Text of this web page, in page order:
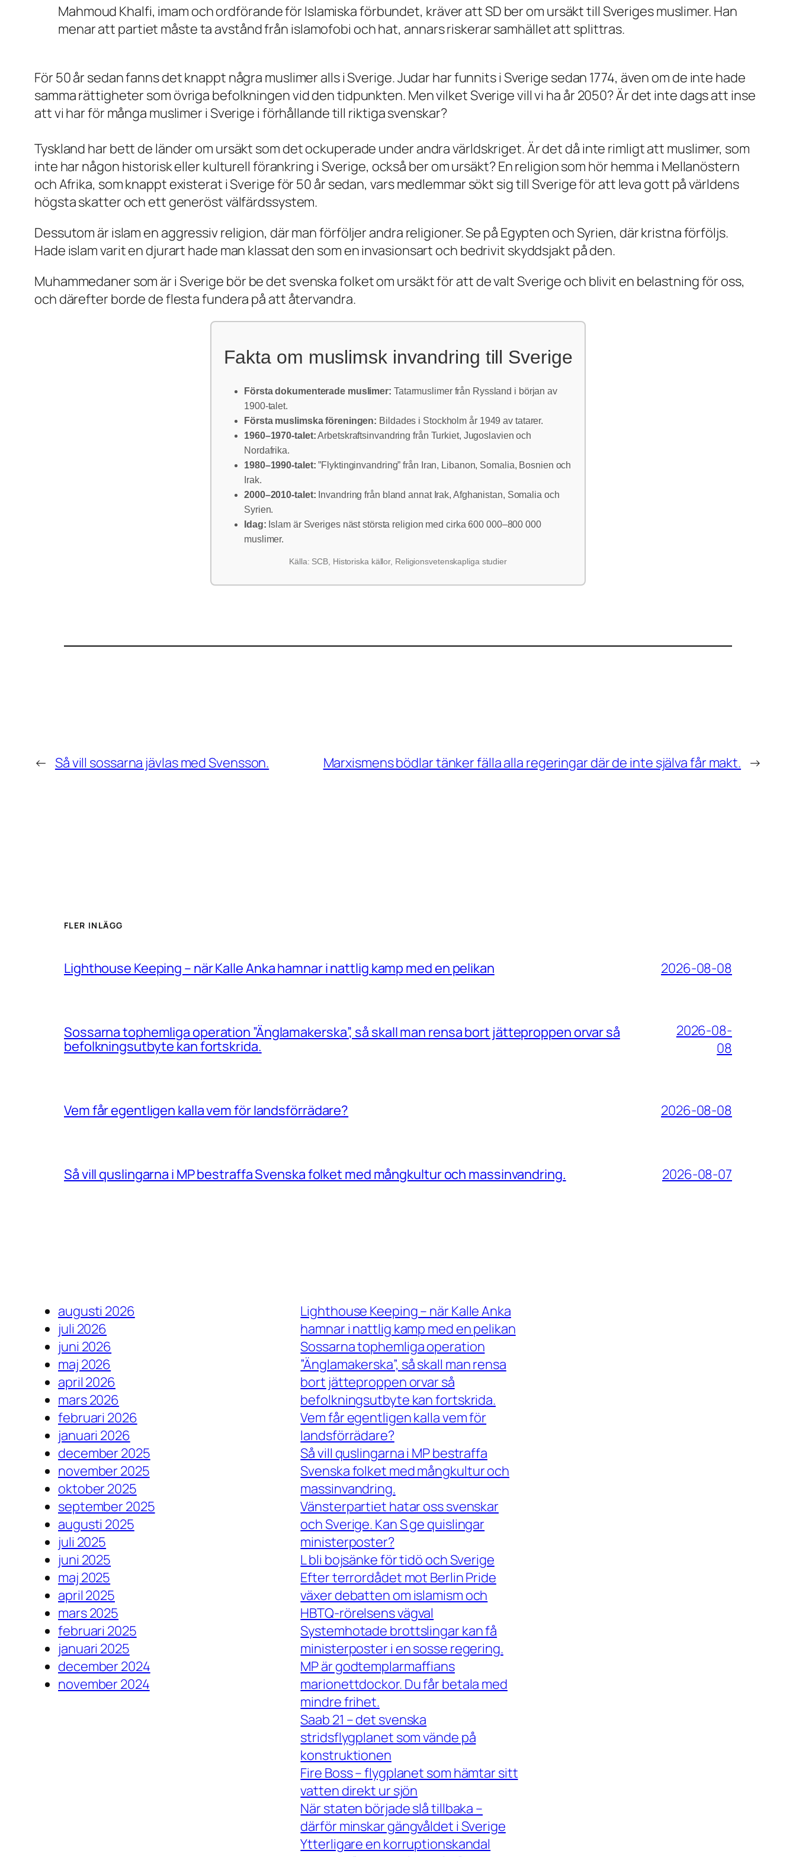
Mahmoud Khalfi, imam och ordförande för Islamiska förbundet, kräver att SD ber om ursäkt till Sveriges muslimer. Han
menar att partiet måste ta avstånd från islamofobi och hat, annars riskerar samhället att splittras.
För 50 år sedan fanns det knappt några muslimer alls i Sverige. Judar har funnits i Sverige sedan 1774, även om de inte hade
samma rättigheter som övriga befolkningen vid den tidpunkten. Men vilket Sverige vill vi ha år 2050? Är det inte dags att inse
att vi har för många muslimer i Sverige i förhållande till riktiga svenskar?
Tyskland har bett de länder om ursäkt som det ockuperade under andra världskriget. Är det då inte rimligt att muslimer, som
inte har någon historisk eller kulturell förankring i Sverige, också ber om ursäkt? En religion som hör hemma i Mellanöstern
och Afrika, som knappt existerat i Sverige för 50 år sedan, vars medlemmar sökt sig till Sverige för att leva gott på världens
högsta skatter och ett generöst välfärdssystem.
Dessutom är islam en aggressiv religion, där man förföljer andra religioner. Se på Egypten och Syrien, där kristna förföljs.
Hade islam varit en djurart hade man klassat den som en invasionsart och bedrivit skyddsjakt på den.
Muhammedaner som är i Sverige bör be det svenska folket om ursäkt för att de valt Sverige och blivit en belastning för oss,
och därefter borde de flesta fundera på att återvandra.
Fakta om muslimsk invandring till Sverige
Första dokumenterade muslimer: Tatarmuslimer från Ryssland i början av
1900-talet.
Första muslimska föreningen: Bildades i Stockholm år 1949 av tatarer.
1960–1970-talet:Arbetskraftsinvandring från Turkiet, Jugoslavien och
Nordafrika.
1980–1990-talet: ”Flyktinginvandring” från Iran, Libanon, Somalia, Bosnien och
Irak.
2000–2010-talet: Invandring från bland annat Irak, Afghanistan, Somalia och
Syrien.
Idag: Islam är Sveriges näst största religion med cirka 600 000–800 000
muslimer.
Källa: SCB, Historiska källor, Religionsvetenskapliga studier
← Så vill sossarna jävlas med Svensson. Marxismens bödlar tänker fälla alla regeringar där de inte själva får makt. →
FLER INLÄGG
Lighthouse Keeping – när Kalle Anka hamnar i nattlig kamp med en pelikan 2026-08-08
Sossarna tophemliga operation ”Änglamakerska”, så skall man rensa bort jätteproppen orvar så
befolkningsutbyte kan fortskrida.
2026-08-
08
Vem får egentligen kalla vem för landsförrädare? 2026-08-08
Så vill quslingarna i MP bestraffa Svenska folket med mångkultur och massinvandring. 2026-08-07
augusti 2026
juli 2026
juni 2026
maj 2026
april 2026
mars 2026
februari 2026
januari 2026
december 2025
november 2025
oktober 2025
september 2025
augusti 2025
juli 2025
juni 2025
maj 2025
april 2025
mars 2025
februari 2025
januari 2025
december 2024
november 2024
Lighthouse Keeping – när Kalle Anka
hamnar i nattlig kamp med en pelikan
Sossarna tophemliga operation
”Änglamakerska”, så skall man rensa
bort jätteproppen orvar så
befolkningsutbyte kan fortskrida.
Vem får egentligen kalla vem för
landsförrädare?
Så vill quslingarna i MP bestraffa
Svenska folket med mångkultur och
massinvandring.
Vänsterpartiet hatar oss svenskar
och Sverige. Kan S ge quislingar
ministerposter?
L bli bojsänke för tidö och Sverige
Efter terrordådet mot Berlin Pride
växer debatten om islamism och
HBTQ-rörelsens vägval
Systemhotade brottslingar kan få
ministerposter i en sosse regering.
MP är godtemplarmaffians
marionettdockor. Du får betala med
mindre frihet.
Saab 21 – det svenska
stridsflygplanet som vände på
konstruktionen
Fire Boss – flygplanet som hämtar sitt
vatten direkt ur sjön
När staten började slå tillbaka –
därför minskar gängvåldet i Sverige
Ytterligare en korruptionskandal